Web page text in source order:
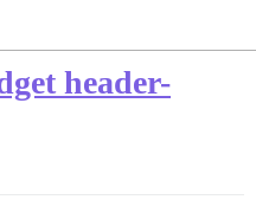
header-